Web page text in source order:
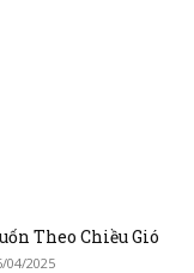
Theo Chiều Gió
04/2025